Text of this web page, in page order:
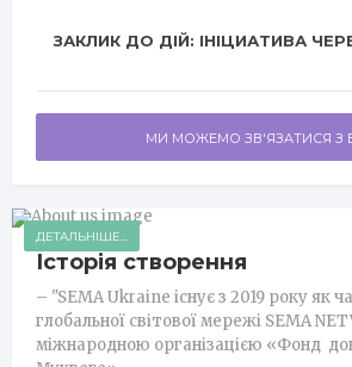
ЗАКЛИК ДО ДІЙ: ІНІЦИАТИВА
МИ МОЖЕМО ЗВ'ЯЗАТИСЯ З
ДЕТАЛЬНІШЕ...
Історія створення
– "SEMA Ukraine існує з 2019 року як
глобальної світової мережі SEMA
міжнародною організацією «Фонд